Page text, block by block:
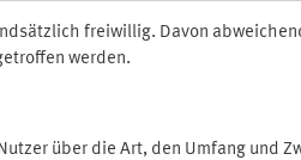
freiwillig. Davon
werden.
über die Art, den Umfang und